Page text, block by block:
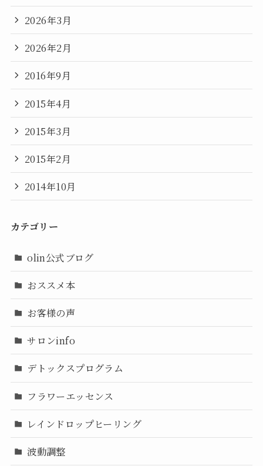
2026年3月
2026年2月
2016年9月
2015年4月
2015年3月
2015年2月
2014年10月
カテゴリー
olin公式ブログ
おススメ本
お客様の声
サロンinfo
デトックスプログラム
フラワーエッセンス
レインドロップヒーリング
波動調整